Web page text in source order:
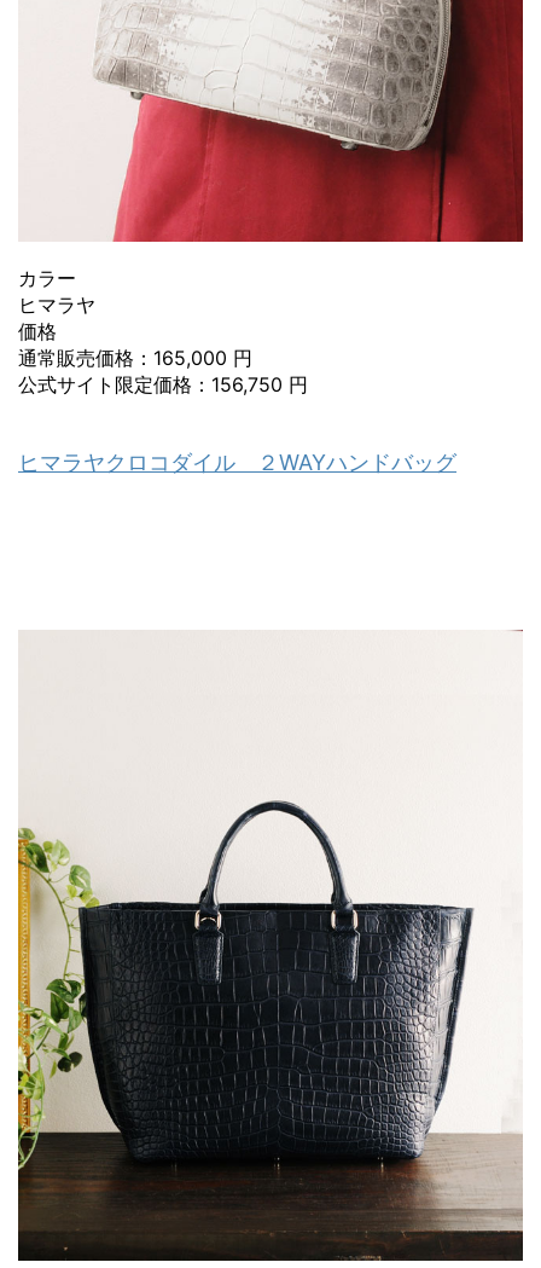
カラー
ヒマラヤ
価格
通常販売価格：165,000 円
公式サイト限定価格：156,750 円
ヒマラヤクロコダイル ２WAYハンドバッグ